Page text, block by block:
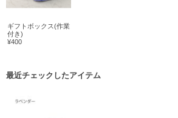
ギフトボックス(作業
付き)
¥400
最近チェックしたアイテム